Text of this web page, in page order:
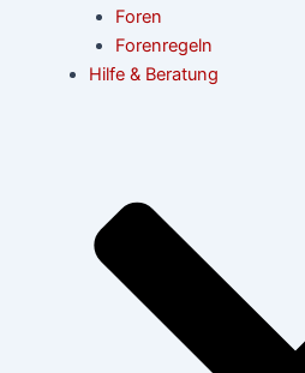
Foren
Forenregeln
Hilfe & Beratung